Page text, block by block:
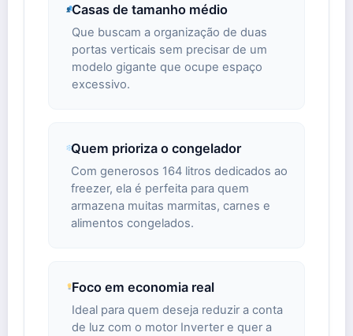
Casas de tamanho médio
Que buscam a organização de duas
portas verticais sem precisar de um
modelo gigante que ocupe espaço
excessivo.
Quem prioriza o congelador
Com generosos 164 litros dedicados ao
freezer, ela é perfeita para quem
armazena muitas marmitas, carnes e
alimentos congelados.
Foco em economia real
Ideal para quem deseja reduzir a conta
de luz com o motor Inverter e quer a